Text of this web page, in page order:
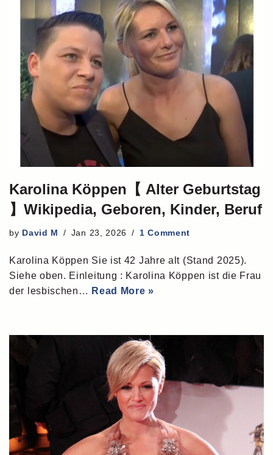
Karolina Köppen【 Alter Geburtstag
】Wikipedia, Geboren, Kinder, Beruf
by David M Jan 23, 2026 1 Comment
Karolina Köppen Sie ist 42 Jahre alt (Stand 2025).
Siehe oben. Einleitung : Karolina Köppen ist die Frau
der lesbischen… Read More »